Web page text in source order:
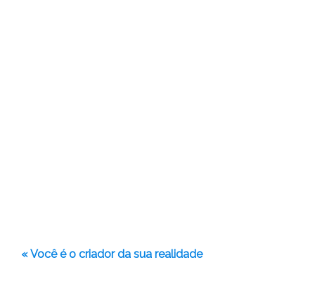
« Você é o criador da sua realidade